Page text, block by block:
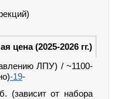
цена (2025-2026 гг.)
ЛПУ) / ~1100-
-19-
(зависит от набора